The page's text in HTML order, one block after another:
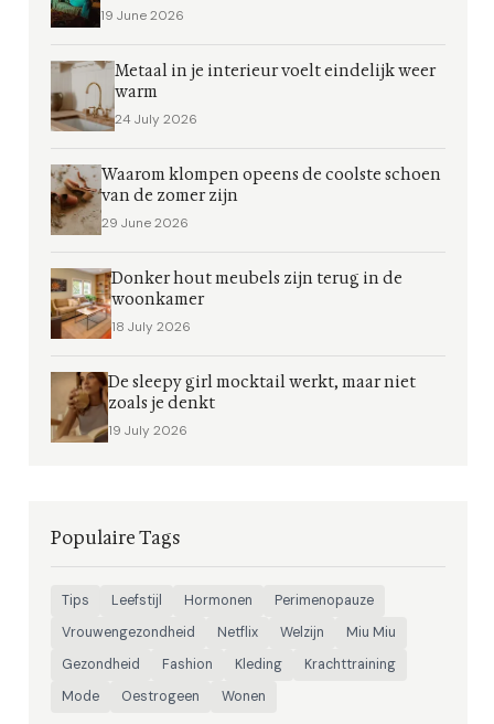
19 June 2026
Metaal in je interieur voelt eindelijk weer
warm
24 July 2026
Waarom klompen opeens de coolste schoen
van de zomer zijn
29 June 2026
Donker hout meubels zijn terug in de
woonkamer
18 July 2026
De sleepy girl mocktail werkt, maar niet
zoals je denkt
19 July 2026
Populaire Tags
Tips Leefstijl Hormonen
Perimenopauze
Vrouwengezondheid
Netflix Welzijn
Miu Miu
Gezondheid
Fashion Kleding
Krachttraining
Mode
Oestrogeen Wonen